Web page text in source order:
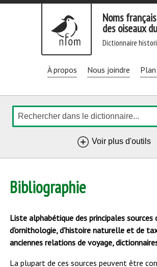
Aller
Noms français
des oiseaux
dictionnaire
À propos Nous joindre
Rechercher
Voir plus d'outilsde
Bibliographie
Liste alphabétique des principales sources
d'ornithologie, d'histoire naturelle et de
anciennes relations de voyage,
La plupart de ces sources peuvent être